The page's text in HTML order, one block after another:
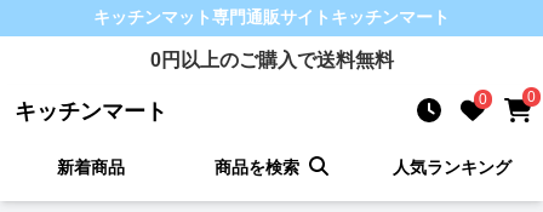
キッチンマット専門通販サイト キッチンマート
0円以上のご購入で送料無料
キッチンマート 0 0
新着商品 商品を検索 人気ランキング